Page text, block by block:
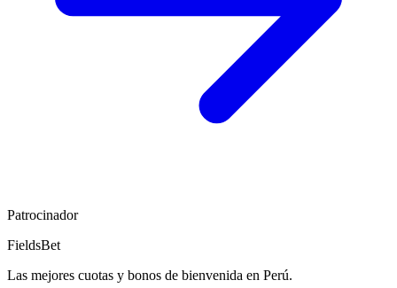
Patrocinador
FieldsBet
Las mejores cuotas y bonos de bienvenida en Perú.